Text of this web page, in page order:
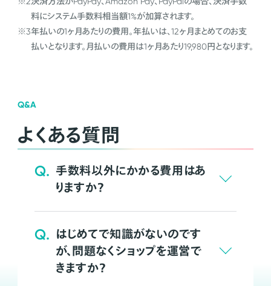
料にシステム手数料相当額1%が加算されます。
※3年払いの1ヶ月あたりの費用。年払いは、12ヶ月まとめてのお支
払いとなります。月払いの費用は1ヶ月あたり19,980円となります。
Q&A
よくある質問
Q. 手数料以外にかかる費用はあ
りますか？
Q. はじめてで知識がないのです
が、問題なくショップを運営で
きますか？